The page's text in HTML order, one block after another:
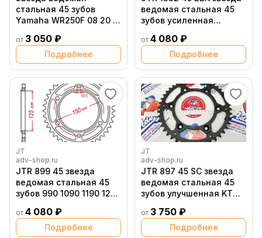
стальная 45 зубов
Yamaha WR250F 08 20 /
от 3 050 ₽
Подробнее
ведомая стальная 45
зубов усиленная
от 4 080 ₽
Подробнее
JT
adv-shop.ru
JTR 899 45 звезда
ведомая стальная 45
зубов 990 1090 1190 1290
от 4 080 ₽
Подробнее
JT
adv-shop.ru
JTR 897 45 SC звезда
ведомая стальная 45
зубов улучшенная KTM
от 3 750 ₽
Подробнее